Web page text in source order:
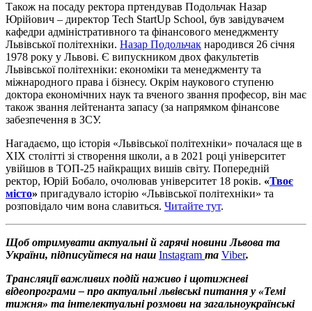
Також на посаду ректора пртендував Подольчак Назар
Юрійович – директор Tech StartUp School, був завідувачем
кафедри адміністративного та фінансового менеджменту
Львівської політехніки. Назар Подольчак народився 26 січня
1978 року у Львові. Є випускником двох факультетів
Львівської політехніки: економіки та менеджменту та
міжнародного права і бізнесу. Окрім наукового ступеню
доктора економічних наук та вченого звання професор, він має
також звання лейтенанта запасу (за напрямком фінансове
забезпечення в ЗСУ.
Нагадаємо, що історія «Львівської політехніки» почалася ще в
ХІХ столітті зі створення школи, а в 2021 році університет
увійшов в ТОП-25 найкращих вишів світу. Попередній
ректор, Юрій Бобало, очолював університет 18 років. «Твоє
місто» пригадувало історію «Львівської політехніки» та
розповідало чим вона славиться. Читайте тут.
Щоб отримувати актуальні й гарячі новини Львова та
України, підписуйтеся на наш Instagram та Viber.
Трансляції важливих подій наживо і щотижневі
відеопрограми – про актуальні львівські питання у «Темі
тижня» та інтелектуальні розмови на загальноукраїнські